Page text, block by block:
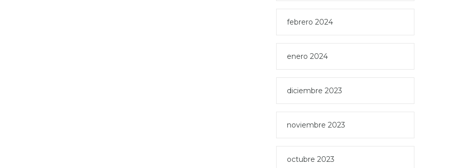
febrero 2024
enero 2024
diciembre 2023
noviembre 2023
octubre 2023